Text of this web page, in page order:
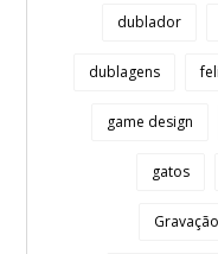
dublador
dublagens
game design
gatos